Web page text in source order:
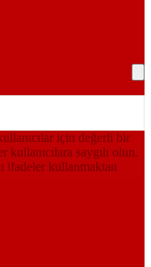
için değerli bir
saygılı olun.
ifadeler kullanmaktan